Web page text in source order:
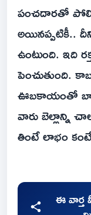
పంచదారతో
అయినప్పటికీ..
ఉంటుంది. ఇది
పెంచుతుంది.
ఊబకాయంతో
వారు బెల్లాన్ని
తింటే లాభం కంటే
ఈ వార్త